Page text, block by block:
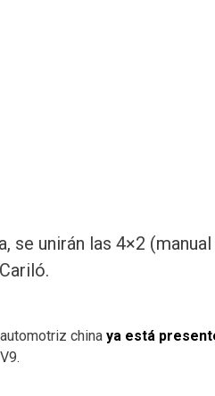
se unirán las 4×2
china ya está